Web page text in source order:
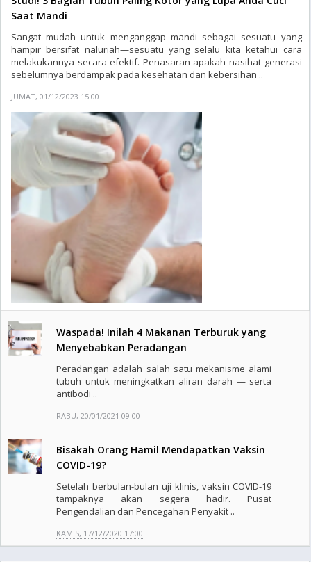
Saat Mandi
Sangat mudah untuk menganggap mandi sebagai sesuatu yang
hampir bersifat naluriah—sesuatu yang selalu kita ketahui cara
melakukannya secara efektif. Penasaran apakah nasihat generasi
sebelumnya berdampak pada kesehatan dan kebersihan ..
JUMAT, 01/12/2023 15:00
Waspada! Inilah 4 Makanan Terburuk yang
Menyebabkan Peradangan
Peradangan adalah salah satu mekanisme alami
tubuh untuk meningkatkan aliran darah — serta
antibodi ..
RABU, 20/01/2021 09:00
Bisakah Orang Hamil Mendapatkan Vaksin
COVID-19?
Setelah berbulan-bulan uji klinis, vaksin COVID-19
tampaknya akan segera hadir. Pusat
Pengendalian dan Pencegahan Penyakit ..
KAMIS, 17/12/2020 17:00